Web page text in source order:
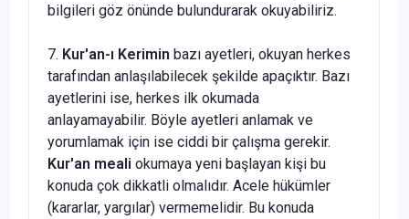
bilgileri göz önünde bulundurarak okuyabiliriz.
7. Kur'an-ı Kerimin bazı ayetleri, okuyan herkes
tarafından anlaşılabilecek şekilde apaçıktır. Bazı
ayetlerini ise, herkes ilk okumada
anlayamayabilir. Böyle ayetleri anlamak ve
yorumlamak için ise ciddi bir çalışma gerekir.
Kur'an meali okumaya yeni başlayan kişi bu
konuda çok dikkatli olmalıdır. Acele hükümler
(kararlar, yargılar) vermemelidir. Bu konuda